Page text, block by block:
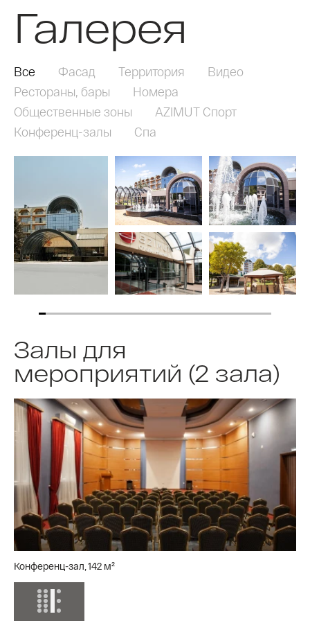
Галерея
Все Фасад Территория
Видео
Рестораны, бары
Номера
Общественные зоны
AZIMUT Спорт
Конференц-залы
Спа
Залы для
мероприятий (2 зала)
Конференц-зал, 142 м²